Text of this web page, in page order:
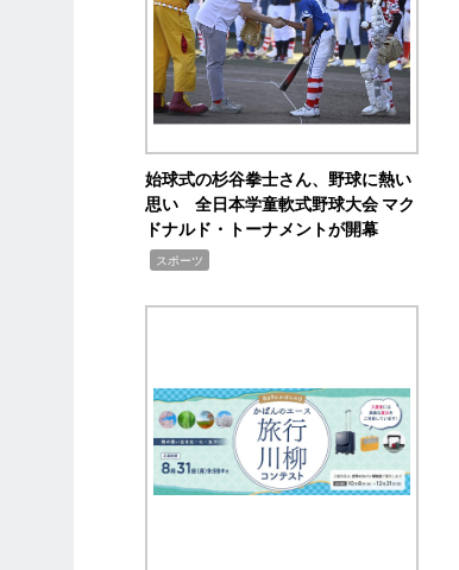
始球式の杉谷拳士さん、野球に熱い
思い 全日本学童軟式野球大会 マク
ドナルド・トーナメントが開幕
スポーツ